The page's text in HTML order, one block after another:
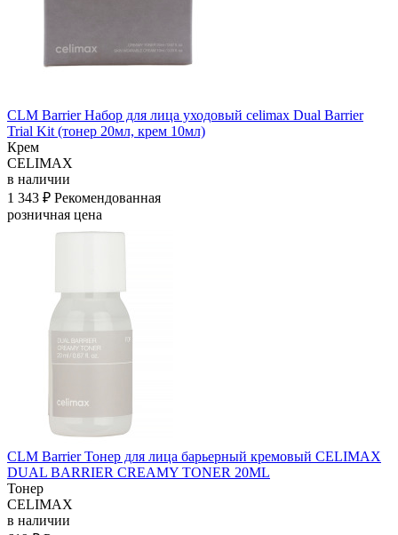
CLM Barrier Набор для лица уходовый celimax Dual Barrier
Trial Kit (тонер 20мл, крем 10мл)
Крем
CELIMAX
в наличии
1 343 ₽ Рекомендованная
розничная цена
CLM Barrier Тонер для лица барьерный кремовый CELIMAX
DUAL BARRIER CREAMY TONER 20ML
Тонер
CELIMAX
в наличии